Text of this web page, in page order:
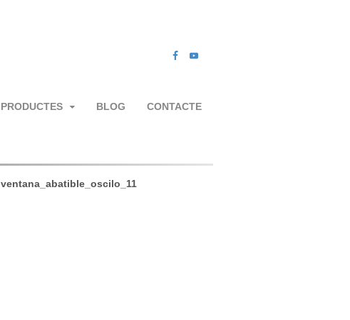
PRODUCTES BLOG CONTACTE
ventana_abatible_oscilo_11